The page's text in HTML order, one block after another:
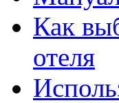
Как
отеля